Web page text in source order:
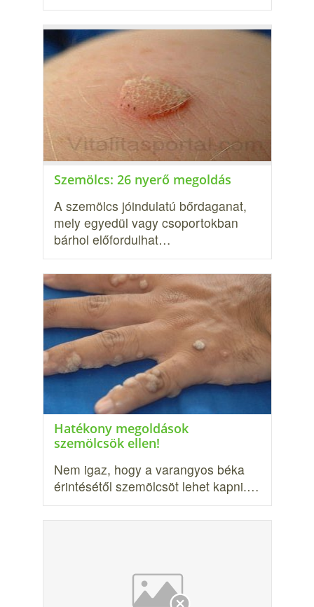
Szemölcs: 26 nyerő megoldás
A szemölcs jóindulatú bőrdaganat,
mely egyedül vagy csoportokban
bár­hol előfordulhat…
Hatékony megoldások
szemölcsök ellen!
Nem igaz, hogy a varangyos béka
érintésétől szemölcsöt lehet kapni.…